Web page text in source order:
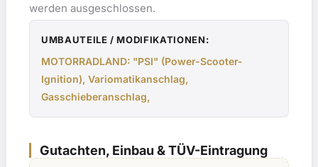
werden ausgeschlossen.
UMBAUTEILE / MODIFIKATIONEN:
MOTORRADLAND: "PSI" (Power-Scooter-
Ignition), Variomatikanschlag,
Gasschieberanschlag,
Gutachten, Einbau & TÜV-Eintragung